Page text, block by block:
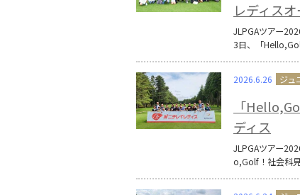
レディス
JLPGAツアー
3日、「
2026.6.26
「
ディス
JLPGAツアー
o,Golf！社会科